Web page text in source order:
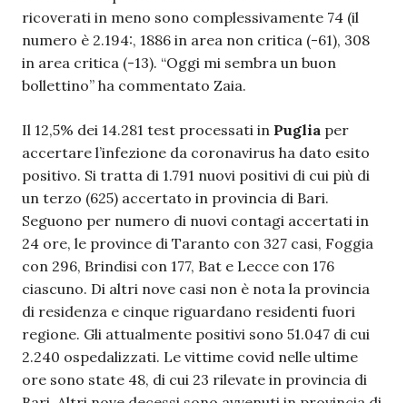
ricoverati in meno sono complessivamente 74 (il
numero è 2.194:, 1886 in area non critica (-61), 308
in area critica (-13). “Oggi mi sembra un buon
bollettino” ha commentato Zaia.
Il 12,5% dei 14.281 test processati in Puglia per
accertare l’infezione da coronavirus ha dato esito
positivo. Si tratta di 1.791 nuovi positivi di cui più di
un terzo (625) accertato in provincia di Bari.
Seguono per numero di nuovi contagi accertati in
24 ore, le province di Taranto con 327 casi, Foggia
con 296, Brindisi con 177, Bat e Lecce con 176
ciascuno. Di altri nove casi non è nota la provincia
di residenza e cinque riguardano residenti fuori
regione. Gli attualmente positivi sono 51.047 di cui
2.240 ospedalizzati. Le vittime covid nelle ultime
ore sono state 48, di cui 23 rilevate in provincia di